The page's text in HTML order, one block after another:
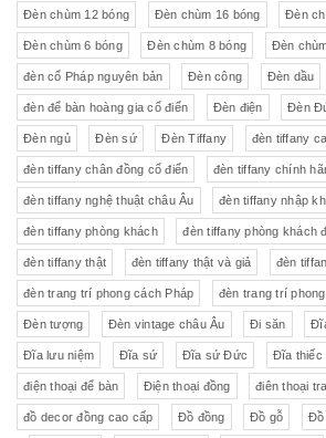
Đèn chùm 12 bóng Đèn chùm 16 bóng Đèn
Đèn chùm 6 bóng Đèn chùm 8 bóng Đèn
đèn cổ Pháp nguyên bản Đèn công Đèn dầu
đèn để bàn hoàng gia cổ điển Đèn điện Đèn
Đèn ngủ Đèn sứ Đèn Tiffany đèn tiffany
đèn tiffany chân đồng cổ điển đèn tiffany chính
đèn tiffany nghệ thuật châu Âu đèn tiffany nhập
đèn tiffany phòng khách đèn tiffany phòng khách
đèn tiffany thật đèn tiffany thật và giả đèn
đèn trang trí phong cách Pháp đèn trang trí
Đèn tượng Đèn vintage châu Âu Đi săn
Đĩa lưu niệm Đĩa sứ Đĩa sứ Đức Đĩa thiếc
điện thoại để bàn Điện thoại đồng điên thoại
đồ decor đồng cao cấp Đồ đồng Đồ gỗ Đồ